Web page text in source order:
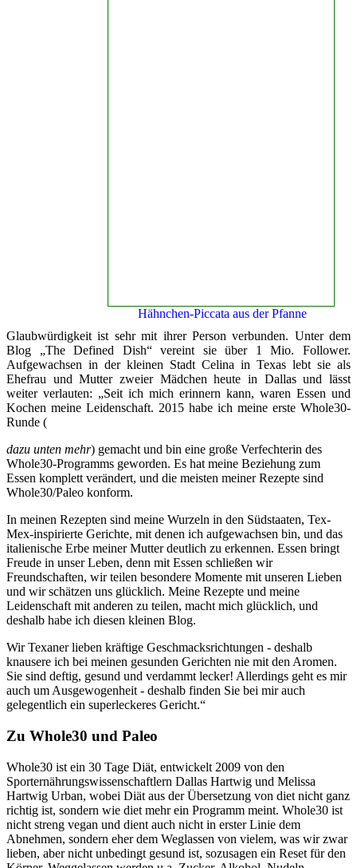
Hähnchen-Piccata aus der Pfanne
Glaubwürdigkeit ist sehr mit ihrer Person verbunden. Unter dem
Blog „The Defined Dish“ vereint sie über 1 Mio. Follower.
Aufgewachsen in der kleinen Stadt Celina in Texas lebt sie als
Ehefrau und Mutter zweier Mädchen heute in Dallas und lässt
weiter verlauten: „Seit ich mich erinnern kann, waren Essen und
Kochen meine Leidenschaft. 2015 habe ich meine erste Whole30-
Runde (
dazu unten mehr) gemacht und bin eine große Verfechterin des
Whole30-Programms geworden. Es hat meine Beziehung zum
Essen komplett verändert, und die meisten meiner Rezepte sind
Whole30/Paleo konform.
In meinen Rezepten sind meine Wurzeln in den Südstaaten, Tex-
Mex-inspirierte Gerichte, mit denen ich aufgewachsen bin, und das
italienische Erbe meiner Mutter deutlich zu erkennen. Essen bringt
Freude in unser Leben, denn mit Essen schließen wir
Freundschaften, wir teilen besondere Momente mit unseren Lieben
und wir schätzen uns glücklich. Meine Rezepte und meine
Leidenschaft mit anderen zu teilen, macht mich glücklich, und
deshalb habe ich diesen kleinen Blog.
Wir Texaner lieben kräftige Geschmacksrichtungen - deshalb
knausere ich bei meinen gesunden Gerichten nie mit den Aromen.
Sie sind deftig, gesund und verdammt lecker! Allerdings geht es mir
auch um Ausgewogenheit - deshalb finden Sie bei mir auch
gelegentlich ein superleckeres Gericht.“
Zu Whole30 und Paleo
Whole30 ist ein 30 Tage Diät, entwickelt 2009 von den
Sporternährungswissenschaftlern Dallas Hartwig und Melissa
Hartwig Urban, wobei Diät aus der Übersetzung von diet nicht ganz
richtig ist, sondern wie diet mehr ein Programm meint. Whole30 ist
nicht streng vegan und dient auch nicht in erster Linie dem
Abnehmen, sondern eher dem Weglassen von vielem, was wir zwar
lieben, aber nicht unbedingt gesund ist, sozusagen ein Reset für den